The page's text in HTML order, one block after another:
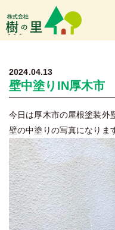
樹の里
2024.04.13
壁中塗りIN厚木市
今日は厚木市の屋根塗装外
壁の中塗りの写真になりま